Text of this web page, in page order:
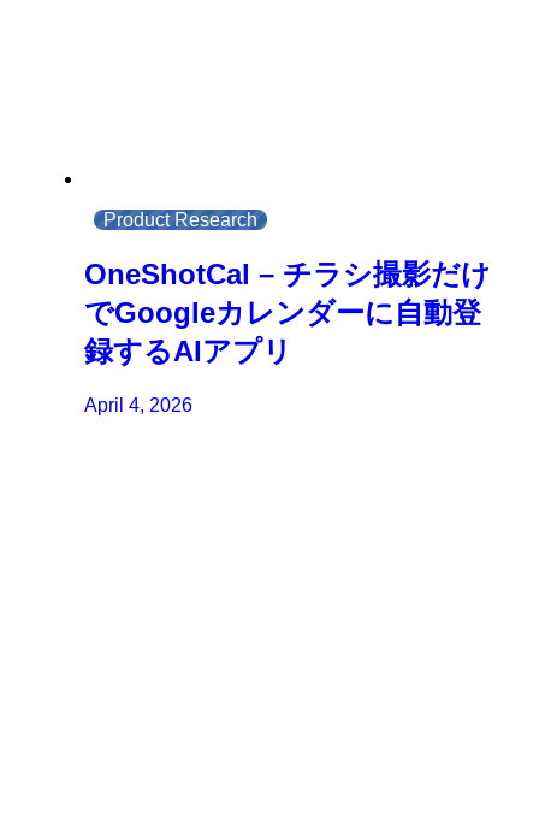
Product Research
OneShotCal – チラシ撮影だけ
でGoogleカレンダーに自動登
録するAIアプリ
April 4, 2026